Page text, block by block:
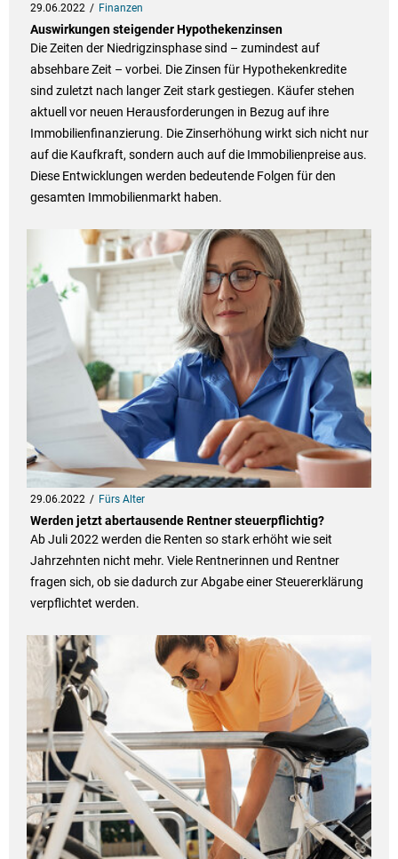
29.06.2022 Finanzen
Auswirkungen steigender Hypothekenzinsen
Die Zeiten der Niedrigzinsphase sind – zumindest auf
absehbare Zeit – vorbei. Die Zinsen für Hypothekenkredite
sind zuletzt nach langer Zeit stark gestiegen. Käufer stehen
aktuell vor neuen Herausforderungen in Bezug auf ihre
Immobilienfinanzierung. Die Zinserhöhung wirkt sich nicht nur
auf die Kaufkraft, sondern auch auf die Immobilienpreise aus.
Diese Entwicklungen werden bedeutende Folgen für den
gesamten Immobilienmarkt haben.
29.06.2022 Fürs Alter
Werden jetzt abertausende Rentner steuerpflichtig?
Ab Juli 2022 werden die Renten so stark erhöht wie seit
Jahrzehnten nicht mehr. Viele Rentnerinnen und Rentner
fragen sich, ob sie dadurch zur Abgabe einer Steuererklärung
verpflichtet werden.